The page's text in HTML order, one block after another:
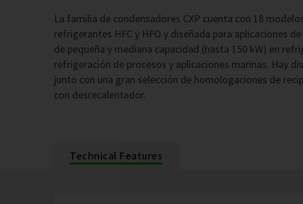
La familia de condensadores CXP cuenta con 18
refrigerantes HFC y HFO y diseñada para aplicaciones
de pequeña y mediana capacidad (hasta 150 kW) en
refrigeración de procesos y aplicaciones marinas. Hay
junto con una gran selección de homologaciones de
con desrecalentador.
Technical Features